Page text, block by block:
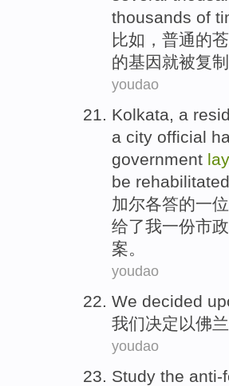
thousands of
比如 ， 普通的
的基因就被复
youdao
Kolkata, a
a city official
government
be rehabilitated
加尔各答的一位
给了我一份市
案。
youdao
We decided
我们决定 以佛
youdao
Study the anti-